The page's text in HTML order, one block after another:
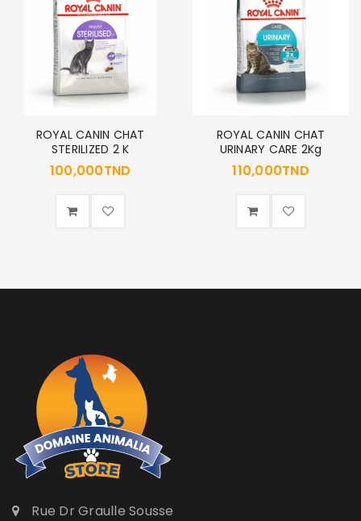
ROYAL CANIN CHAT
STERILIZED 2 K
100,000TND
ROYAL CANIN CHAT
URINARY CARE 2Kg
110,000TND
Rue Dr Graulle Sousse